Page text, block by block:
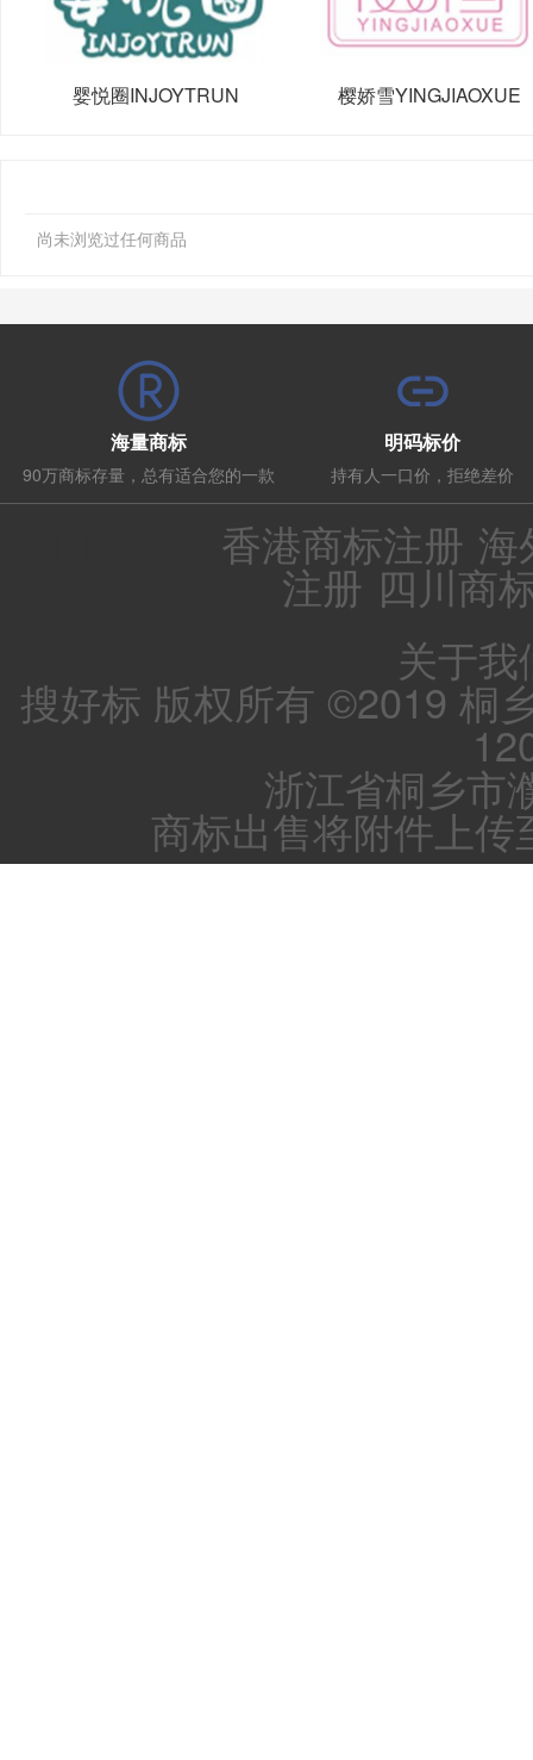
婴悦圈INJOYTRUN 樱娇雪YINGJIAOXUE
尚未浏览过任何商品
海量商标
90万商标存量，总有适合您的一款
明码标价
持有人一口价，拒绝差价
香港商标注册 海
注册 四川商
关于我
搜好标 版权所有 ©2019 桐
浙江省桐乡市
商标出售将附件上传